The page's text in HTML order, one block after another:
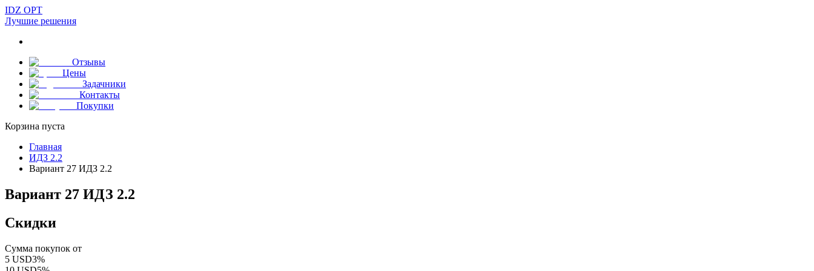
IDZ OPT
Лучшие решения
Отзывы
Цены
Задачники
Контакты
Покупки
Корзина пуста
Главная
ИДЗ 2.2
Вариант 27 ИДЗ 2.2
Вариант 27 ИДЗ 2.2
Скидки
Сумма покупок от
5 USD3%